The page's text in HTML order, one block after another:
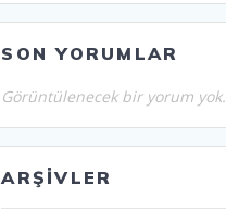
SON YORUMLAR
Görüntülenecek bir yorum yok.
ARŞIVLER